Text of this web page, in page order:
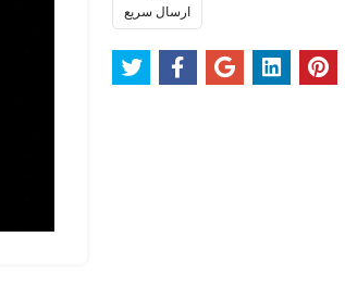
ارسال سريع